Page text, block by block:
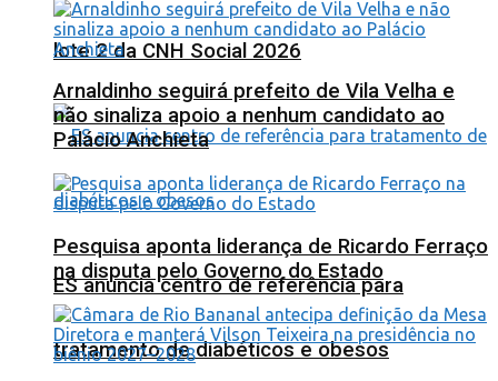
lote 2 da CNH Social 2026
ES anuncia centro de referência para
tratamento de diabéticos e obesos
Arnaldinho seguirá prefeito de Vila Velha e
não sinaliza apoio a nenhum candidato ao
Palácio Anchieta
Pesquisa aponta liderança de Ricardo Ferraço
na disputa pelo Governo do Estado